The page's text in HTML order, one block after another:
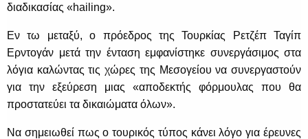
διαδικασίας «hailing».
Εν τω μεταξύ, ο πρόεδρος της Τουρκίας Ρετζέπ Ταγίπ
Ερντογάν μετά την ένταση εμφανίστηκε συνεργάσιμος στα
λόγια καλώντας τις χώρες της Μεσογείου να συνεργαστούν
για την εξεύρεση μιας «αποδεκτής φόρμουλας που θα
προστατεύει τα δικαιώματα όλων».
Να σημειωθεί πως ο τουρικός τύπος κάνει λόγο για έρευνες